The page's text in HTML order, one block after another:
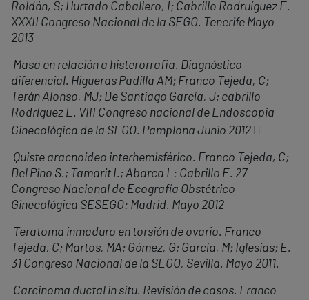
Roldán, S; Hurtado Caballero, I; Cabrillo Rodruíguez E.
XXXII Congreso Nacional de la SEGO. Tenerife Mayo
2013
Masa en relación a histerorrafia. Diagnóstico
diferencial. Higueras Padilla AM; Franco Tejeda, C;
Terán Alonso, MJ; De Santiago García, J; cabrillo
Rodríguez E. VIII Congreso nacional de Endoscopia
Ginecológica de la SEGO. Pamplona Junio 2012 
Quiste aracnoideo interhemisférico. Franco Tejeda, C;
Del Pino S.; Tamarit I.; Abarca L: Cabrillo E. 27
Congreso Nacional de Ecografía Obstétrico
Ginecológica SESEGO: Madrid. Mayo 2012
Teratoma inmaduro en torsión de ovario. Franco
Tejeda, C; Martos, MA; Gómez, G; García, M; Iglesias; E.
31 Congreso Nacional de la SEGO, Sevilla. Mayo 2011.
Carcinoma ductal in situ. Revisión de casos. Franco